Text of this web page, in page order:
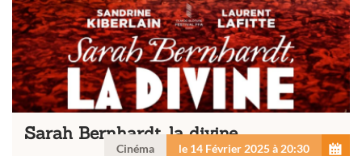
Sarah Bernhardt, la divine
Cinéma le 14 Février 2025 à 20:30